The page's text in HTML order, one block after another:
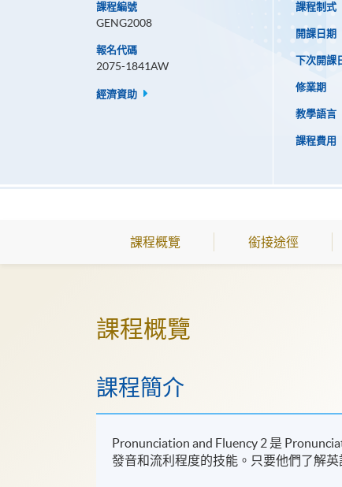
課程編號
GENG2008
報名代碼
2075-1841AW
經濟資助
課程制式
開課日期
下次開課
修業期
教學語言
課程費用
課程概覽 銜接途徑
課程概覽
課程簡介
Pronunciation and Fluency 2 是
發音和流利程度的技能。只要他們了解